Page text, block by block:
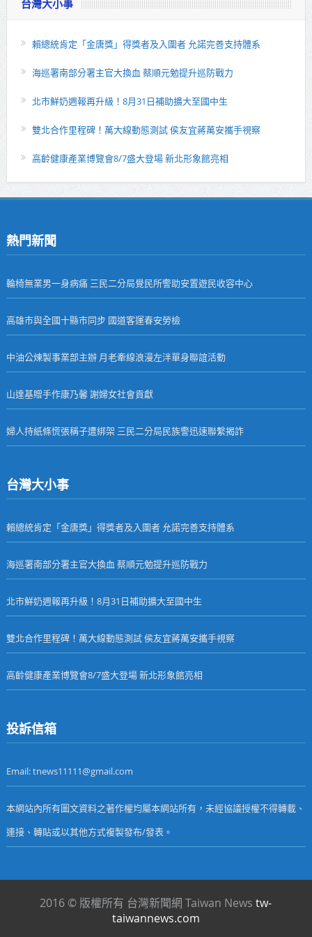
台灣大小事
賴總統肯定「金唐獎」得獎者及入圍者 允諾完善支持體系
海巡署南部分署主官大換血 蔡順元勉提升巡防戰力
北市鮮奶週報再升級！8月31日補助擴大至國中生
雙北合作里程碑！萬大線動態測試 侯友宜蔣萬安攜手視察
高齡健康產業博覽會8/7盛大登場 新北形象館亮相
熱門新聞
輪椅無業男一身病痛 三民二分局覺民所警助安置遊民收容中心
高雄市與全國十縣市同步 國道客運春安勞檢
中油公煉製事業部主辦 月老牽線浪漫左泮單身聯誼活動
山達基贈手作康乃馨 謝婦女社會貢獻
婦人持紙條慌張稱子遭綁架 三民二分局民族警迅速聯繫揭詐
台灣大小事
賴總統肯定「金唐獎」得獎者及入圍者 允諾完善支持體系
海巡署南部分署主官大換血 蔡順元勉提升巡防戰力
北市鮮奶週報再升級！8月31日補助擴大至國中生
雙北合作里程碑！萬大線動態測試 侯友宜蔣萬安攜手視察
高齡健康產業博覽會8/7盛大登場 新北形象館亮相
投訴信箱
Email: tnews11111@gmail.com
本網站內所有圖文資料之著作權均屬本網站所有，未經協議授權不得轉載、
連接、轉貼或以其他方式複製發布/發表。
2016 © 版權所有 台灣新聞網 Taiwan Newstw-
taiwannews.com